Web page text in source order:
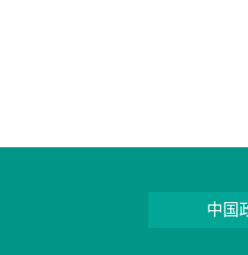
中国